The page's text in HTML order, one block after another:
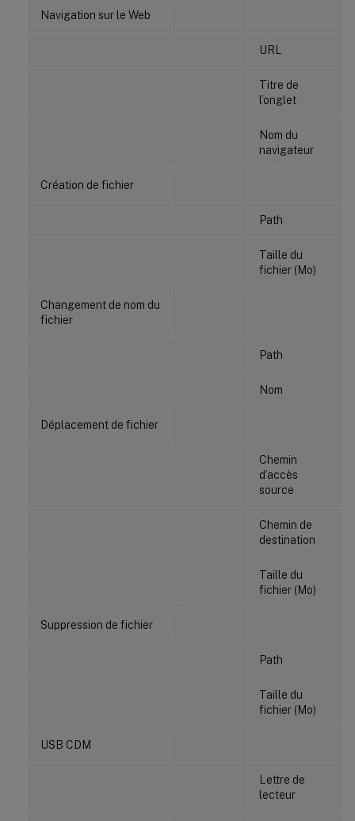
Navigation sur le Web
URL
Titre de
l’onglet
Nom du
navigateur
Création de fichier
Path
Taille du
fichier (Mo)
Changement de nom du
fichier
Path
Nom
Déplacement de fichier
Chemin
d’accès
source
Chemin de
destination
Taille du
fichier (Mo)
Suppression de fichier
Path
Taille du
fichier (Mo)
USB CDM
Lettre de
lecteur